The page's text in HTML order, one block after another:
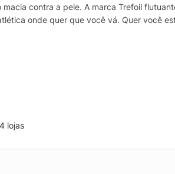
contra a pele. A marca Trefoil
onde quer que você vá. Quer você
calça foi projetada para acompanhar
versátil.
lojas